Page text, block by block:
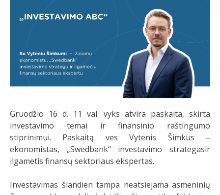
Gruodžio 16 d. 11 val. vyks atvira paskaita, skirta
investavimo temai ir finansinio raštingumo
stiprinimui. Paskaitą ves Vytenis Šimkus –
ekonomistas, „Swedbank“ investavimo strategasir
ilgametis finansų sektoriaus ekspertas.
Investavimas šiandien tampa neatsiejama asmeninių